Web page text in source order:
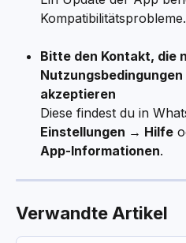
Kompatibilitätsprobleme.
Bitte den Kontakt, die
akzeptieren
Diese findest du in
Einstellungen → Hilfe
App-Informationen.
Verwandte Artikel